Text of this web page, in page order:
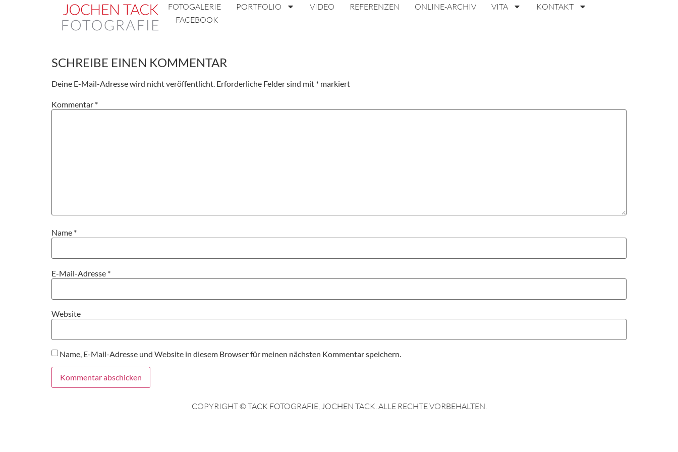
FOTOGALERIE PORTFOLIO VIDEO REFERENZEN ONLINE-ARCHIV VITA
KONTAKT
FACEBOOK
Fotoproduktion Unfallkasse NRW
SCHREIBE EINEN KOMMENTAR
Deine E-Mail-Adresse wird nicht veröffentlicht. Erforderliche Felder sind mit * markiert
Kommentar *
Name *
E-Mail-Adresse *
Website
Name, E-Mail-Adresse und Website in diesem Browser für meinen nächsten Kommentar speichern.
COPYRIGHT © TACK FOTOGRAFIE, JOCHEN TACK. ALLE RECHTE VORBEHALTEN.